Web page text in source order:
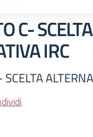
C- SCELTA
IRC